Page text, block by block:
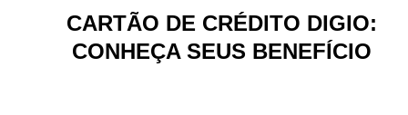
CARTÃO DE CRÉDITO DIGIO:
CONHEÇA SEUS BENEFÍCIO